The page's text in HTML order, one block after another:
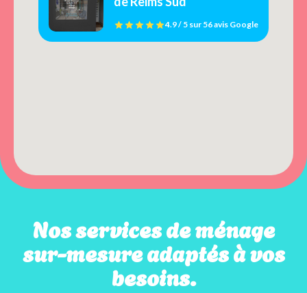
4.9 / 5 sur 56 avis Google
Nos services de ménage
sur-mesure adaptés à vos
besoins.